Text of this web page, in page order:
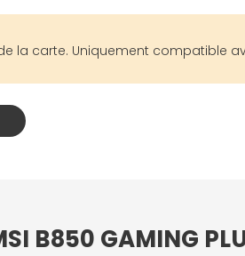
la carte. Uniquement compatible
GAMING